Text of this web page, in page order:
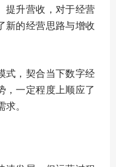
提升营收，对于经营
新的经营思路与增收
式，契合当下数字经
，一定程度上顺应了
。